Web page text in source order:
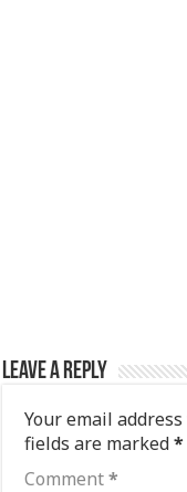
Leave a Reply
Your email
fields are marked*
Comment*